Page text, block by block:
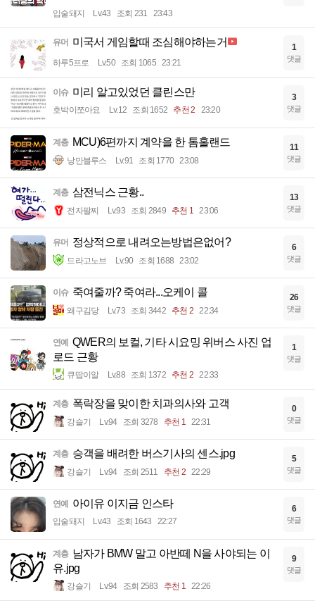
입술돼지 Lv.43 조회 231 23:43
유머 미국서 게임할때 조심해야하는거
하루5프로 Lv.50 조회 1065 23:21
1
댓글
이슈 미리 알고있었던 클린스만
호박이쪼아요 Lv.12 조회 1652 추천 2 23:20
3
댓글
계층 MCU)6편까지 계약을 한 톰홀랜드
낭만블루스 Lv.91 조회 1770 23:08
11
댓글
계층 삼전닉스 근황..
전자팔찌 Lv.93 조회 2849 추천 1 23:06
13
댓글
유머 정상적으로 내려오는방법은없어?
드라고노브 Lv.90 조회 1688 23:02
6
댓글
이슈 죽여줄까? 죽여라...오케이 콜
왜구김당 Lv.73 조회 3442 추천 2 22:34
26
댓글
연예
QWER의 보컬, 기타 시요밍 위버스 사진 업
로드 근황
큐땁이알 Lv.88 조회 1372 추천 2 22:33
1
댓글
계층 폭락장을 맞이한 치과의사와 고객
강슬기 Lv.94 조회 3278 추천 1 22:31
0
댓글
계층 승객을 배려한 버스기사의 센스.jpg
강슬기 Lv.94 조회 2511 추천 2 22:29
5
댓글
연예 아이유 이지금 인스타
입술돼지 Lv.43 조회 1643 22:27
6
댓글
계층 남자가 BMW 말고 아반떼 N을 사야되는 이
유.jpg
강슬기 Lv.94 조회 2583 추천 1 22:26
9
댓글